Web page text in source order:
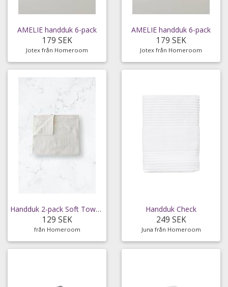
AMELIE handduk 6-pack
179 SEK
Jotex från Homeroom
AMELIE handduk 6-pack
179 SEK
Jotex från Homeroom
Handduk 2-pack Soft Towel 30x50cm
129 SEK
från Homeroom
Handduk Check
249 SEK
Juna från Homeroom